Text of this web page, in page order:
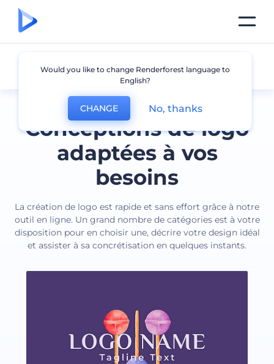
Conceptions de logo
adaptées à vos
besoins
La création de logo est rapide et sans effort grâce à notre
outil en ligne. Un grand nombre de catégories est à votre
disposition pour en choisir une, décrire votre design idéal
et assister à sa concrétisation en quelques instants.
Tous les logos
Would you like to change Renderforest language to
English?
CHANGE No, thanks